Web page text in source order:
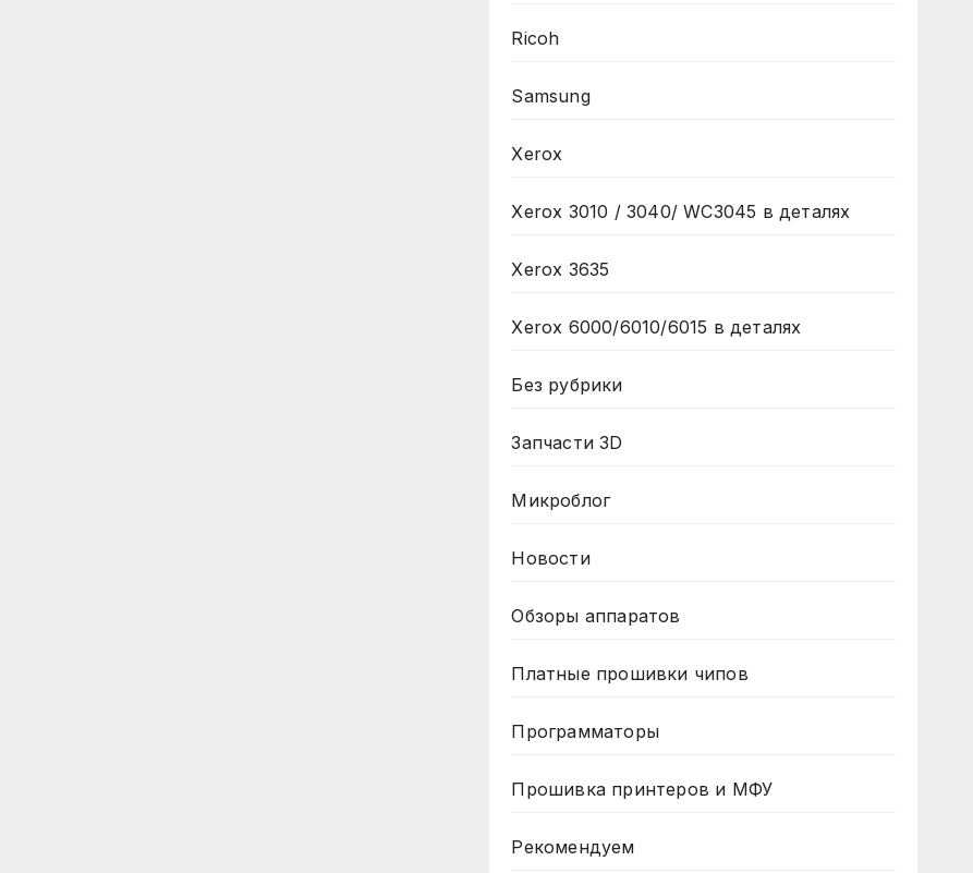
Ricoh
Samsung
Xerox
Xerox 3010 / 3040/ WC3045 в деталях
Xerox 3635
Xerox 6000/6010/6015 в деталях
Без рубрики
Запчасти 3D
Микроблог
Новости
Обзоры аппаратов
Платные прошивки чипов
Программаторы
Прошивка принтеров и МФУ
Рекомендуем